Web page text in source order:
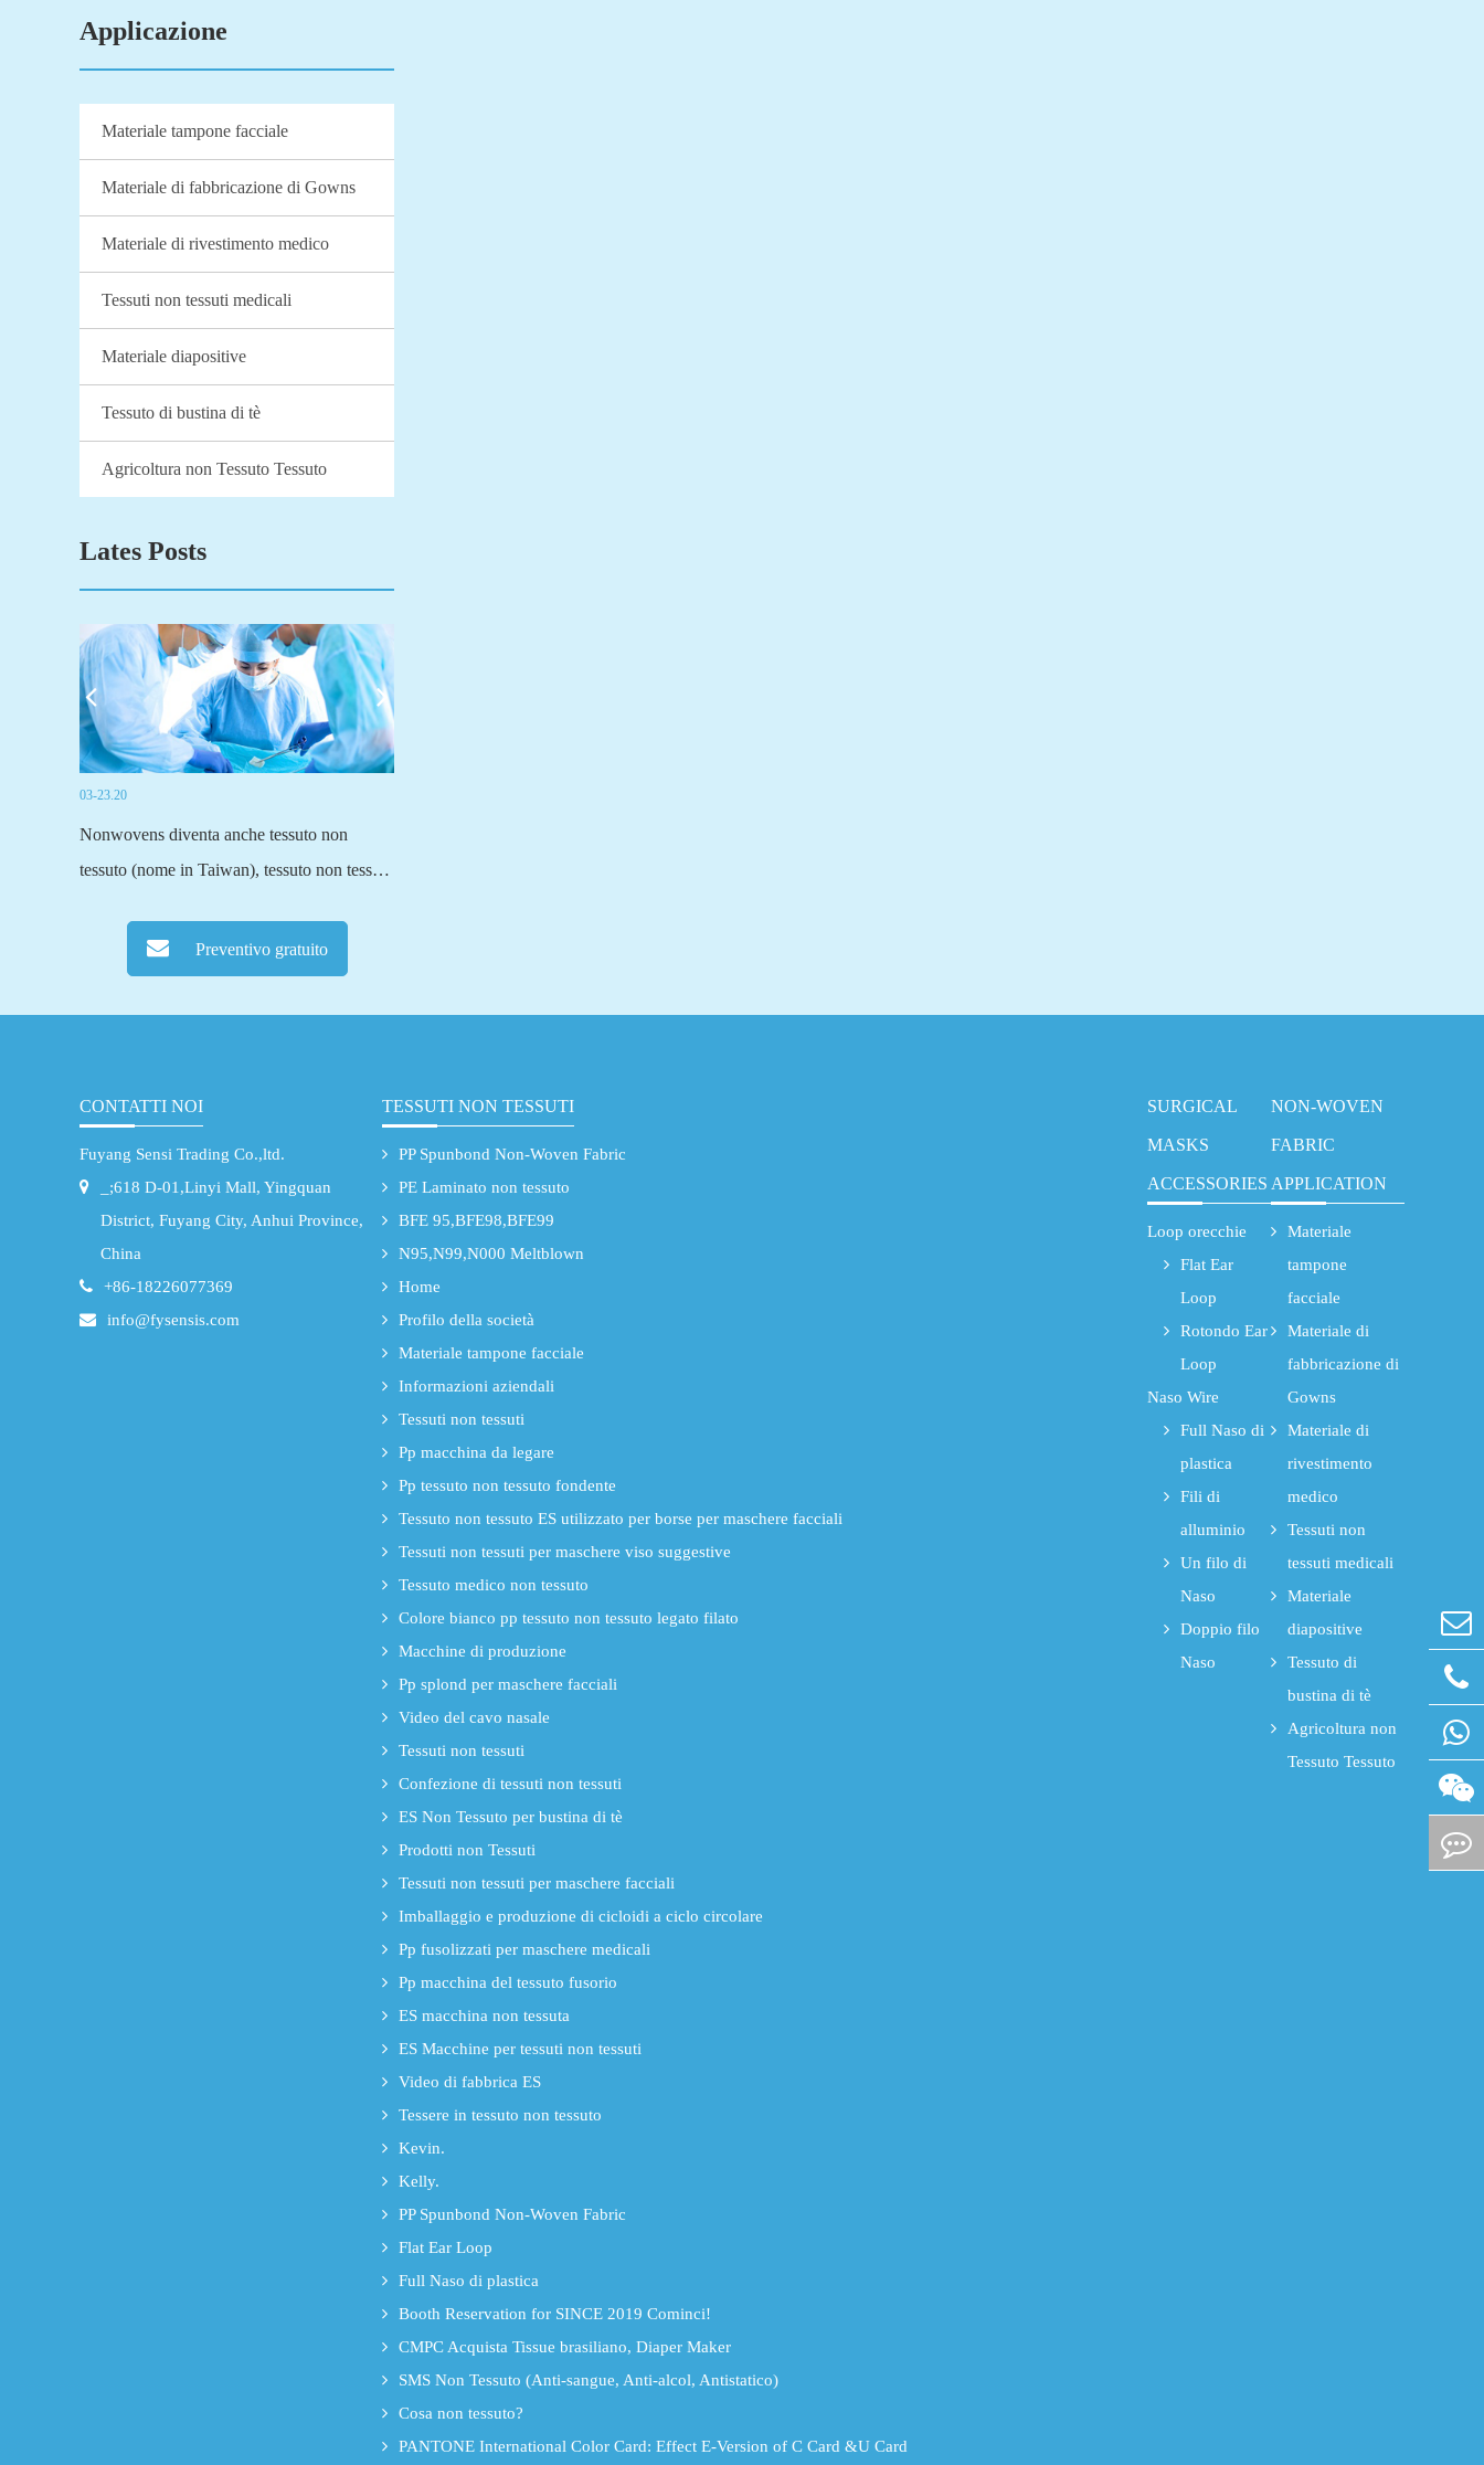
Applicazione
Materiale tampone facciale
Materiale di fabbricazione di Gowns
Materiale di rivestimento medico
Tessuti non tessuti medicali
Materiale diapositive
Tessuto di bustina di tè
Agricoltura non Tessuto Tessuto
Lates Posts
03-23.20
Nonwovens diventa anche tessuto non
tessuto (nome in Taiwan), tessuto non tessuto
tradizionale, tessuti o a maglia o altri metodi
di tessitura, tutto passa attraverso fibre...
tessuto...
Preventivo gratuito
CONTATTI NOI
Fuyang Sensi Trading Co.,ltd.
_;618 D-01,Linyi Mall, Yingquan
District, Fuyang City, Anhui Province,
China
+86-18226077369
info@fysensis.com
TESSUTI NON TESSUTI
PP Spunbond Non-Woven Fabric
PE Laminato non tessuto
BFE 95,BFE98,BFE99
N95,N99,N000 Meltblown
Home
Profilo della società
Materiale tampone facciale
Informazioni aziendali
Tessuti non tessuti
Pp macchina da legare
Pp tessuto non tessuto fondente
Tessuto non tessuto ES utilizzato per borse per maschere facciali
Tessuti non tessuti per maschere viso suggestive
Tessuto medico non tessuto
Colore bianco pp tessuto non tessuto legato filato
Macchine di produzione
Pp splond per maschere facciali
Video del cavo nasale
Tessuti non tessuti
Confezione di tessuti non tessuti
ES Non Tessuto per bustina di tè
Prodotti non Tessuti
Tessuti non tessuti per maschere facciali
Imballaggio e produzione di cicloidi a ciclo circolare
Pp fusolizzati per maschere medicali
Pp macchina del tessuto fusorio
ES macchina non tessuta
ES Macchine per tessuti non tessuti
Video di fabbrica ES
Tessere in tessuto non tessuto
Kevin.
Kelly.
PP Spunbond Non-Woven Fabric
Flat Ear Loop
Full Naso di plastica
Booth Reservation for SINCE 2019 Cominci!
CMPC Acquista Tissue brasiliano, Diaper Maker
SMS Non Tessuto (Anti-sangue, Anti-alcol, Antistatico)
Cosa non tessuto?
PANTONE International Color Card: Effect E-Version of C Card &U Card
SURGICAL
MASKS
ACCESSORIES
Loop orecchie
Flat Ear
Loop
Rotondo Ear
Loop
Naso Wire
Full Naso di
plastica
Fili di
alluminio
Un filo di
Naso
Doppio filo
Naso
NON-WOVEN
FABRIC
APPLICATION
Materiale
tampone
facciale
Materiale di
fabbricazione di
Gowns
Materiale di
rivestimento
medico
Tessuti non
tessuti medicali
Materiale
diapositive
Tessuto di
bustina di tè
Agricoltura non
Tessuto Tessuto